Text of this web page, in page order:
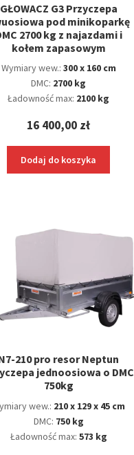
GŁOWACZ G3 Przyczepa
pod minikoparkę
2700 kg z najazdami i
kołem zapasowym
Wymiary wew.: 300 x 160 cm
DMC: 2700 kg
Ładowność max: 2100 kg
16 400,00 zł
Dodaj do koszyka
210 pro resor Neptun
jednoosiowa o DMC
750kg
wew.: 210 x 129 x 45 cm
DMC: 750 kg
Ładowność max: 573 kg